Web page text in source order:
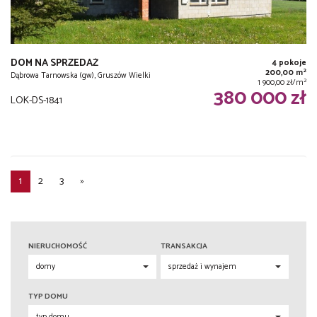
DOM NA SPRZEDAŻ
Dąbrowa Tarnowska (gw), Gruszów Wielki
4 pokoje
200,00 m2
1 900,00 zł/m2
LOK-DS-1841 380 000 zł
1 2 3 »
NIERUCHOMOŚĆ TRANSAKCJA
TYP DOMU